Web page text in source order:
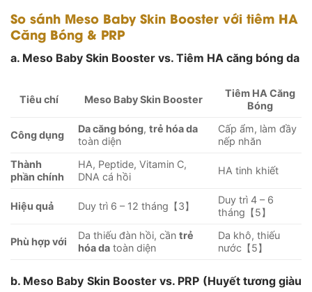
So sánh Meso Baby Skin Booster với tiêm HA
Căng Bóng & PRP
a. Meso Baby Skin Booster vs. Tiêm HA căng bóng da
Tiêu chí Meso Baby Skin Booster
Tiêm HA Căng
Bóng
Công dụng
Da căng bóng,trẻ hóa da
toàn diện
Cấp ẩm, làm đầy
nếp nhăn
Thành
phần chính
HA, Peptide, Vitamin C,
DNA cá hồi
HA tinh khiết
Hiệu quả Duy trì 6 – 12 tháng【3】
Duy trì 4 – 6
tháng【5】
Phù hợp với
Da thiếu đàn hồi, cầntrẻ
hóa da toàn diện
Da khô, thiếu
nước【5】
b. Meso Baby Skin Booster vs. PRP (Huyết tương giàu